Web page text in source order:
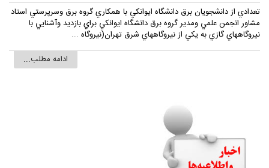
تعدادي از دانشجويان برق دانشگاه ايوانکي با همکاري گروه برق وسرپرستي استاد
مشاور انجمن علمي ومدير گروه برق دانشگاه ايوانکي براي بازديد وآشنايي با
نيروگاههاي گازي به يکي از نيروگاههاي شرق تهران(نيروگاه ...
ادامه مطلب...